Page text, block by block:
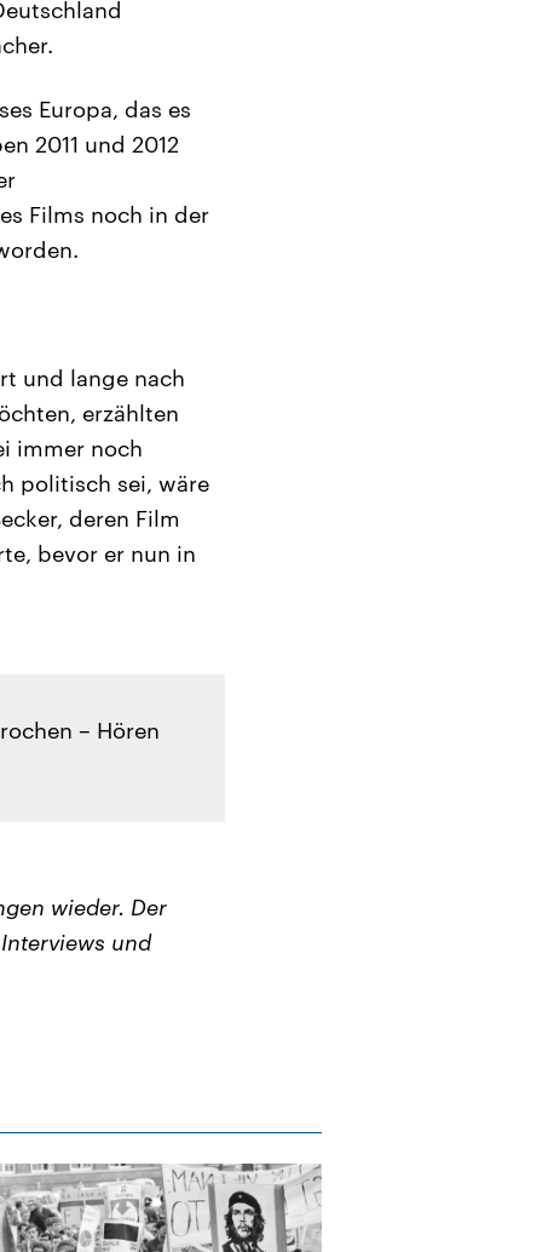
Europa, das es
2011 und 2012
Films noch in der
und lange nach
erzählten
immer noch
politisch sei, wäre
deren Film
bevor er nun in
– Hören
wieder. Der
und